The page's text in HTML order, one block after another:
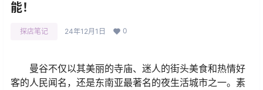
能！
探店笔记 24年12月1日 0
曼谷不仅以其美丽的寺庙、迷人的街头美食和热情好
客的人民闻名，还是东南亚最著名的夜生活城市之一。素